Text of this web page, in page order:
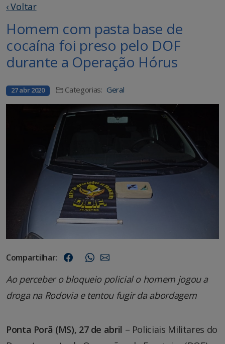
‹ Voltar
Homem com pasta base de
cocaína foi preso pelo DOF
durante a Operação Hórus
27 abr 2020 Categorias: Geral
Compartilhar:
Ao perceber o bloqueio policial o homem jogou a
droga na Rodovia e tentou fugir da abordagem
Ponta Porã (MS), 27 de abril – Policiais Militares do